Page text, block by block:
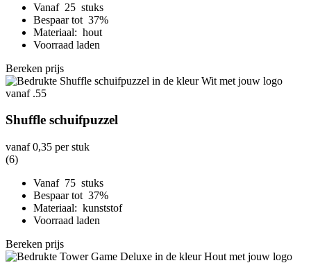
Vanaf 25 stuks
Bespaar tot 37%
Materiaal: hout
Voorraad laden
Bereken prijs
Shuffle schuifpuzzel
vanaf0,35 per stuk
(6)
Vanaf 75 stuks
Bespaar tot 37%
Materiaal: kunststof
Voorraad laden
Bereken prijs